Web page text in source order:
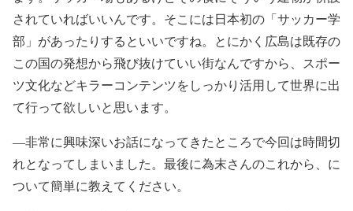
されていればいいんです。そこには日本初の「サッカー学
部」があったりするといいですね。とにかく広島は既存の
この国の発想から飛び抜けていい街なんですから、スポー
ツ文化などキラーコンテンツをしっかり活用して世界に出
て行って欲しいと思います。
―非常に興味深いお話になってきたところで今回は時間切
れとなってしまいました。最後に為末さんのこれから、に
ついて簡単に教えてください。